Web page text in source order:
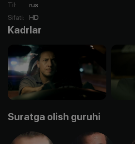
Til:
rus
Sifati: HD
Kadrlar
Suratga olish guruhi